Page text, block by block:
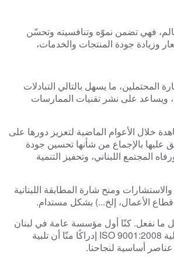
فهي تضمن نموّه وتنافسيته وتحسّن
وزيادة جودة المنتجات والخدمات،
المحتملين، ما يسهل بالتالي التبادلات
ويساعد على نشر تقنيات الممارسات
خلال الأعوام الماضية لتعزيز دورها على
عليها بالإجماع من شأنها تحسين جودة
المجتمع اللبناني، وتحفيز التنمية
ومنح شارة المطابقة اللبنانية
قطاع الأعمال، إلخ...) بشكل مستدام.
في كل ما نفعل. كنّا أول مؤسسة عامة في لبنان
ISO 9001:2008 إدراكًا منّا أن تلبية
أساسية لنجاحنا.